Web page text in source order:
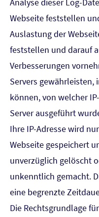
Webseite feststellen
Auslastung der
feststellen und darauf
Verbesserungen
Servers
können, von welcher
Server ausgeführt
Ihre IP-Adresse wird
Webseite gespeichert
unverzüglich gelöscht
unkenntlich gemacht.
eine begrenzte
Die Rechtsgrundlage